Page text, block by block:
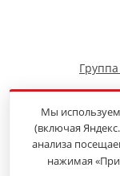
Мы
(включая
анализа
нажимая